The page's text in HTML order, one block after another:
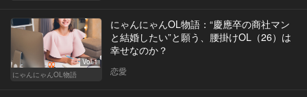
Vol.1
にゃんにゃんOL物語
にゃんにゃんOL物語：“慶應卒の商社マン
と結婚したい”と願う、腰掛けOL（26）は
幸せなのか？
恋愛